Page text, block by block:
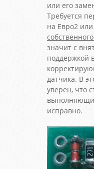
или его
Требуется
на Евро2 или
значит с
поддержкой
датчика. В
уверен, что
исправно.